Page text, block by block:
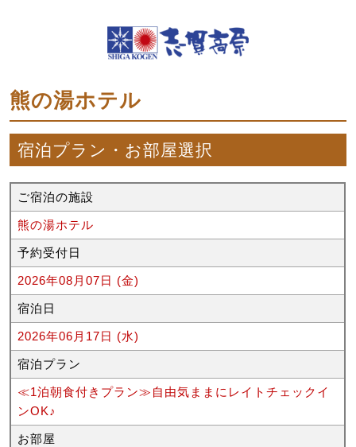
熊の湯ホテル
宿泊プラン・お部屋選択
ご宿泊の施設
熊の湯ホテル
予約受付日
2026年08月07日 (金)
宿泊日
2026年06月17日 (水)
宿泊プラン
≪1泊朝食付きプラン≫自由気ままにレイトチェックイ
ンOK♪
お部屋